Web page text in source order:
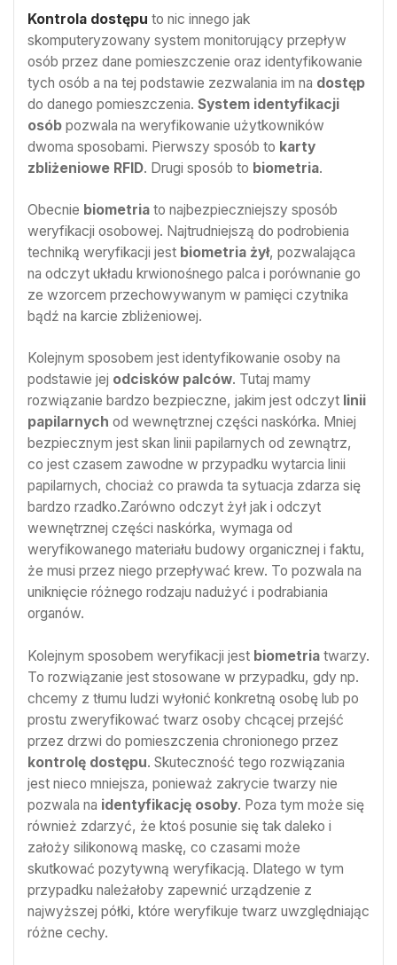
Kontrola dostępu to nic innego jak
skomputeryzowany system monitorujący przepływ
osób przez dane pomieszczenie oraz identyfikowanie
tych osób a na tej podstawie zezwalania im na dostęp
do danego pomieszczenia. System identyfikacji
osób pozwala na weryfikowanie użytkowników
dwoma sposobami. Pierwszy sposób to karty
zbliżeniowe RFID. Drugi sposób to biometria.
Obecnie biometria to najbezpieczniejszy sposób
weryfikacji osobowej. Najtrudniejszą do podrobienia
techniką weryfikacji jest biometria żył, pozwalająca
na odczyt układu krwionośnego palca i porównanie go
ze wzorcem przechowywanym w pamięci czytnika
bądź na karcie zbliżeniowej.
Kolejnym sposobem jest identyfikowanie osoby na
podstawie jej odcisków palców. Tutaj mamy
rozwiązanie bardzo bezpieczne, jakim jest odczyt linii
papilarnych od wewnętrznej części naskórka. Mniej
bezpiecznym jest skan linii papilarnych od zewnątrz,
co jest czasem zawodne w przypadku wytarcia linii
papilarnych, chociaż co prawda ta sytuacja zdarza się
bardzo rzadko.Zarówno odczyt żył jak i odczyt
wewnętrznej części naskórka, wymaga od
weryfikowanego materiału budowy organicznej i faktu,
że musi przez niego przepływać krew. To pozwala na
uniknięcie różnego rodzaju nadużyć i podrabiania
organów.
Kolejnym sposobem weryfikacji jest biometria twarzy.
To rozwiązanie jest stosowane w przypadku, gdy np.
chcemy z tłumu ludzi wyłonić konkretną osobę lub po
prostu zweryfikować twarz osoby chcącej przejść
przez drzwi do pomieszczenia chronionego przez
kontrolę dostępu. Skuteczność tego rozwiązania
jest nieco mniejsza, ponieważ zakrycie twarzy nie
pozwala na identyfikację osoby. Poza tym może się
również zdarzyć, że ktoś posunie się tak daleko i
założy silikonową maskę, co czasami może
skutkować pozytywną weryfikacją. Dlatego w tym
przypadku należałoby zapewnić urządzenie z
najwyższej półki, które weryfikuje twarz uwzględniając
różne cechy.